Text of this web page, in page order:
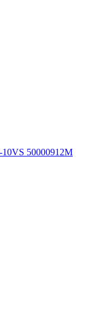
50000912M